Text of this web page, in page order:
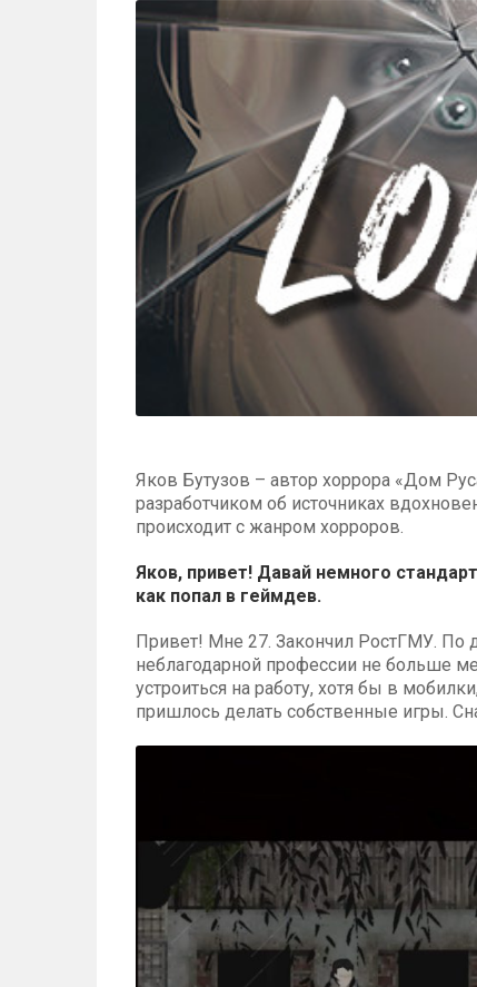
Яков Бутузов – автор хоррора «Дом
разработчиком об источниках
происходит с жанром хорроров.
Яков, привет! Давай немного
как попал в геймдев.
Привет! Мне 27. Закончил РостГМУ. По
неблагодарной профессии не больше
устроиться на работу, хотя бы в
пришлось делать собственные игры.